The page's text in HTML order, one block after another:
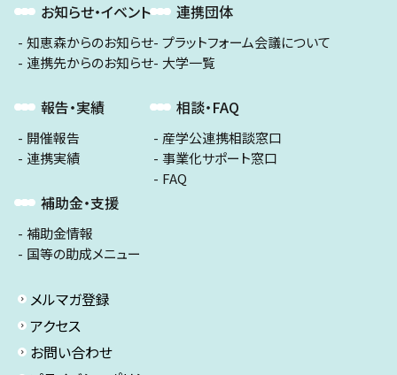
お知らせ・イベント
知恵森からのお知らせ
連携先からのお知らせ
報告・実績
開催報告
連携実績
補助金・支援
補助金情報
国等の助成メニュー
連携団体
プラットフォーム会議について
大学一覧
相談・FAQ
産学公連携相談窓口
事業化サポート窓口
FAQ
メルマガ登録
アクセス
お問い合わせ